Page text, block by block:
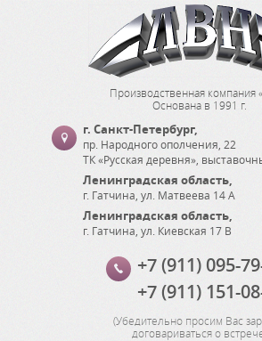
Производственная компания
Основана в 1991 г.
г. Санкт-Петербург,
пр. Народного ополчения, 22
ТК «Русская деревня»,
Ленинградская область,
г. Гатчина ул. Матвеева 14 А
Ленинградская область,
г. Гатчина ул. Киевская 17 В
+7 (911) 095-
+7 (911) 151-
(Убедительно просим Вас
договариваться о